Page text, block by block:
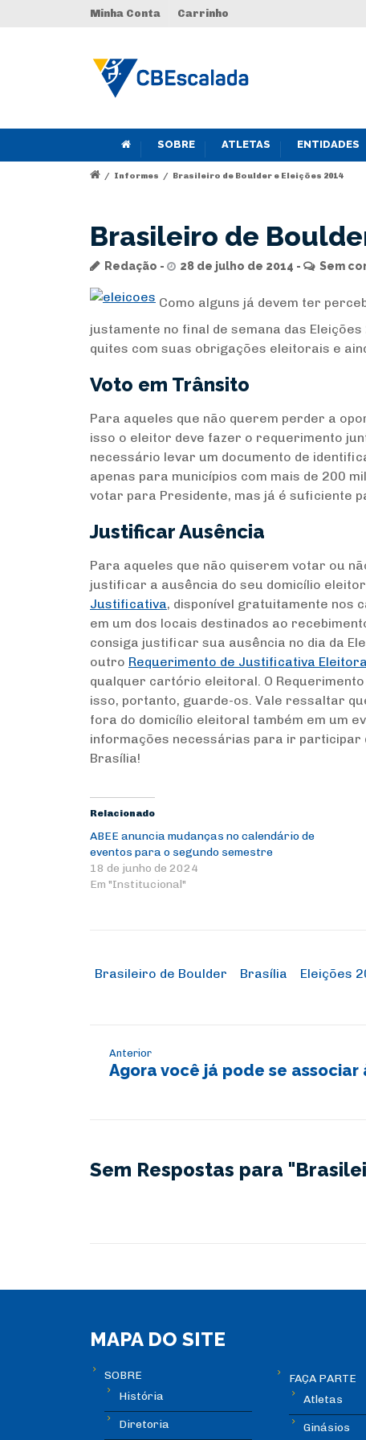
Minha Conta Carrinho
SOBRE ATLETAS ENTIDADES
/ Informes / Brasileiro de Boulder e Eleições 2014
Brasileiro de
Redação 28 de julho de 2014 Sem
Como alguns já devem ter
justamente no final de semana das
quites com suas obrigações eleitorais e
Voto em Trânsito
Para aqueles que não querem perder a
isso o eleitor deve fazer o requerimento
necessário levar um documento de
apenas para municípios com mais de 200
votar para Presidente, mas já é suficiente
Justificar Ausência
Para aqueles que não quiserem votar ou
justificar a ausência do seu domicílio
Justificativa, disponível gratuitamente nos
em um dos locais destinados ao
consiga justificar sua ausência no dia da
outro Requerimento de Justificativa
qualquer cartório eleitoral. O
isso, portanto, guarde-os. Vale ressaltar
fora do domicílio eleitoral também em um
informações necessárias para ir participar
Brasília!
Relacionado
ABEE anuncia mudanças no calendário de
eventos para o segundo semestre
18 de junho de 2024
Em "Institucional"
Brasileiro de Boulder Brasília Eleições
Anterior
Agora você já pode se associar
Sem Respostas para
MAPA DO SITE
SOBRE
História
Diretoria
FAÇA PARTE
Atletas
Ginásios